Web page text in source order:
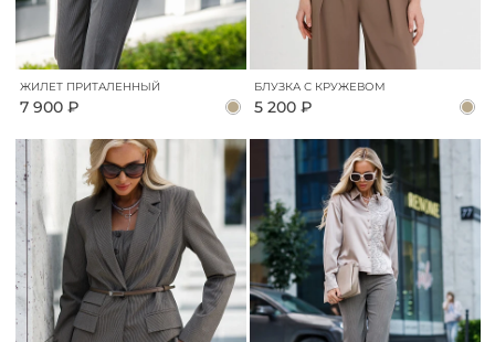
ЖИЛЕТ ПРИТАЛЕННЫЙ
7 900 ₽
БЛУЗКА С КРУЖЕВОМ
5 200 ₽